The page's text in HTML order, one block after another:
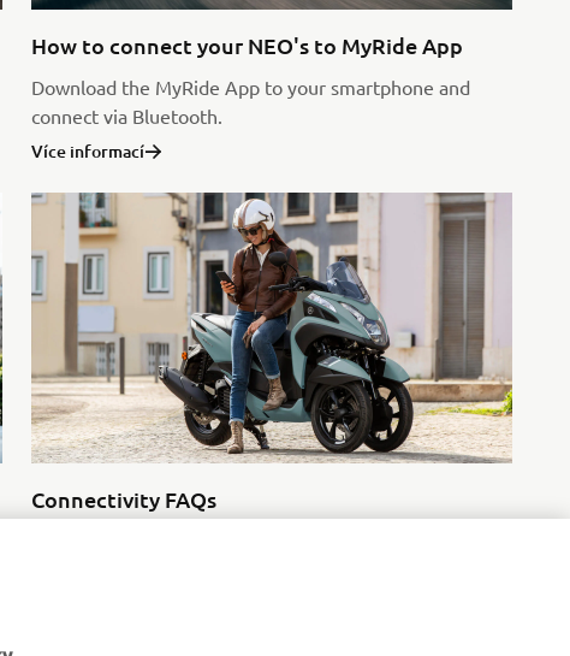
How to connect your NEO's to MyRide App
Download the MyRide App to your smartphone and
connect via Bluetooth.
Více informací
Connectivity FAQs